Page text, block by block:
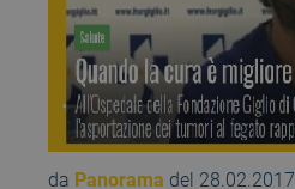
da Panorama del 28.02.2017